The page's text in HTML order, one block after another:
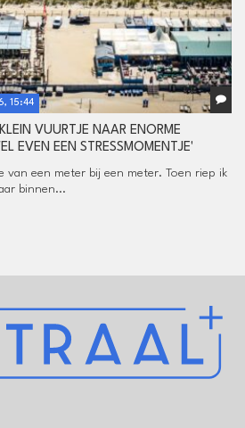
15:44
VUURTJE NAAR ENORME
EVEN EEN STRESSMOMENTJE'
van een meter bij een meter. Toen riep ik
binnen...